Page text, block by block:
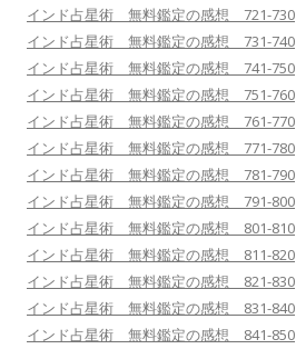
インド占星術 無料鑑定の感想 721-730
インド占星術 無料鑑定の感想 731-740
インド占星術 無料鑑定の感想 741-750
インド占星術 無料鑑定の感想 751-760
インド占星術 無料鑑定の感想 761-770
インド占星術 無料鑑定の感想 771-780
インド占星術 無料鑑定の感想 781-790
インド占星術 無料鑑定の感想 791-800
インド占星術 無料鑑定の感想 801-810
インド占星術 無料鑑定の感想 811-820
インド占星術 無料鑑定の感想 821-830
インド占星術 無料鑑定の感想 831-840
インド占星術 無料鑑定の感想 841-850